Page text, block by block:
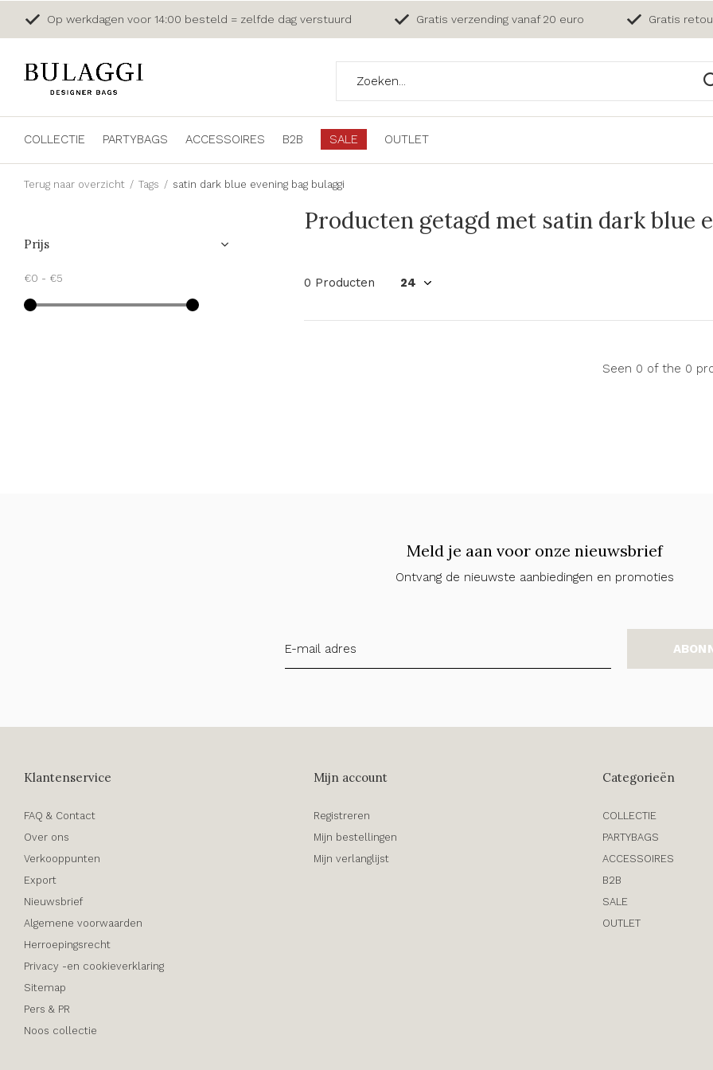
COLLECTIE PARTYBAGS ACCESSOIRES B2B SALE OUTLET
Op werkdagen voor 14:00 besteld = zelfde dag verstuurd Gratis verzending vanaf 20 euro Gratis
Terug naar overzicht Tags satin dark blue evening bag bulaggi
Producten getagd met satin dark blue
0 Producten
Seen 0 of the 0
Prijs
€0 - €5
Meld je aan voor onze nieuwsbrief
Ontvang de nieuwste aanbiedingen en promoties
Klantenservice
FAQ & Contact
Over ons
Verkooppunten
Export
Nieuwsbrief
Algemene voorwaarden
Herroepingsrecht
Privacy -en cookieverklaring
Sitemap
Pers & PR
Noos collectie
Mijn account
Registreren
Mijn bestellingen
Mijn verlanglijst
Categorieën
COLLECTIE
PARTYBAGS
ACCESSOIRES
B2B
SALE
OUTLET